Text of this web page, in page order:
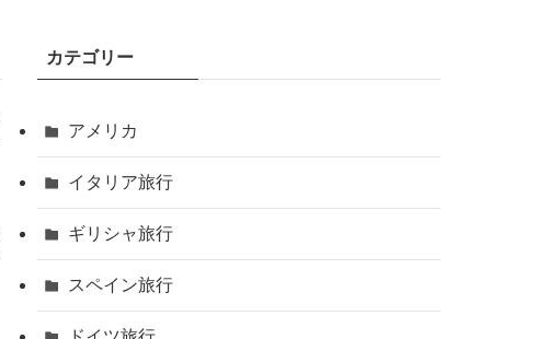
カテゴリー
アメリカ
イタリア旅行
ギリシャ旅行
スペイン旅行